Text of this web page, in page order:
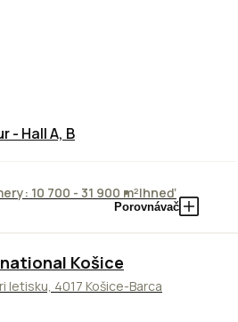
- Hall A, B
10 700 - 31 900 m²Ihneď
Porovnávač
Košice
letisku, 4017 Košice-Barca